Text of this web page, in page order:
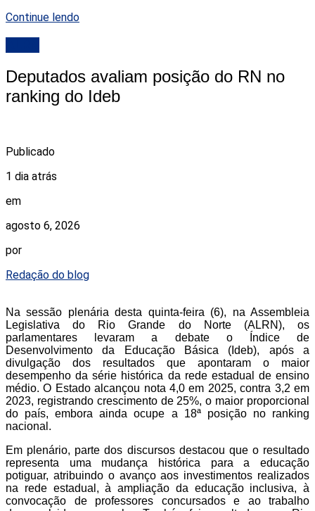
Continue lendo
Deputados avaliam posição do RN no
ranking do Ideb
Publicado
1 dia atrás
em
agosto 6, 2026
por
Redação do blog
Na sessão plenária desta quinta-feira (6), na Assembleia
Legislativa do Rio Grande do Norte (ALRN), os
parlamentares levaram a debate o Índice de
Desenvolvimento da Educação Básica (Ideb), após a
divulgação dos resultados que apontaram o maior
desempenho da série histórica da rede estadual de ensino
médio. O Estado alcançou nota 4,0 em 2025, contra 3,2 em
2023, registrando crescimento de 25%, o maior proporcional
do país, embora ainda ocupe a 18ª posição no ranking
nacional.
Em plenário, parte dos discursos destacou que o resultado
representa uma mudança histórica para a educação
potiguar, atribuindo o avanço aos investimentos realizados
na rede estadual, à ampliação da educação inclusiva, à
convocação de professores concursados e ao trabalho